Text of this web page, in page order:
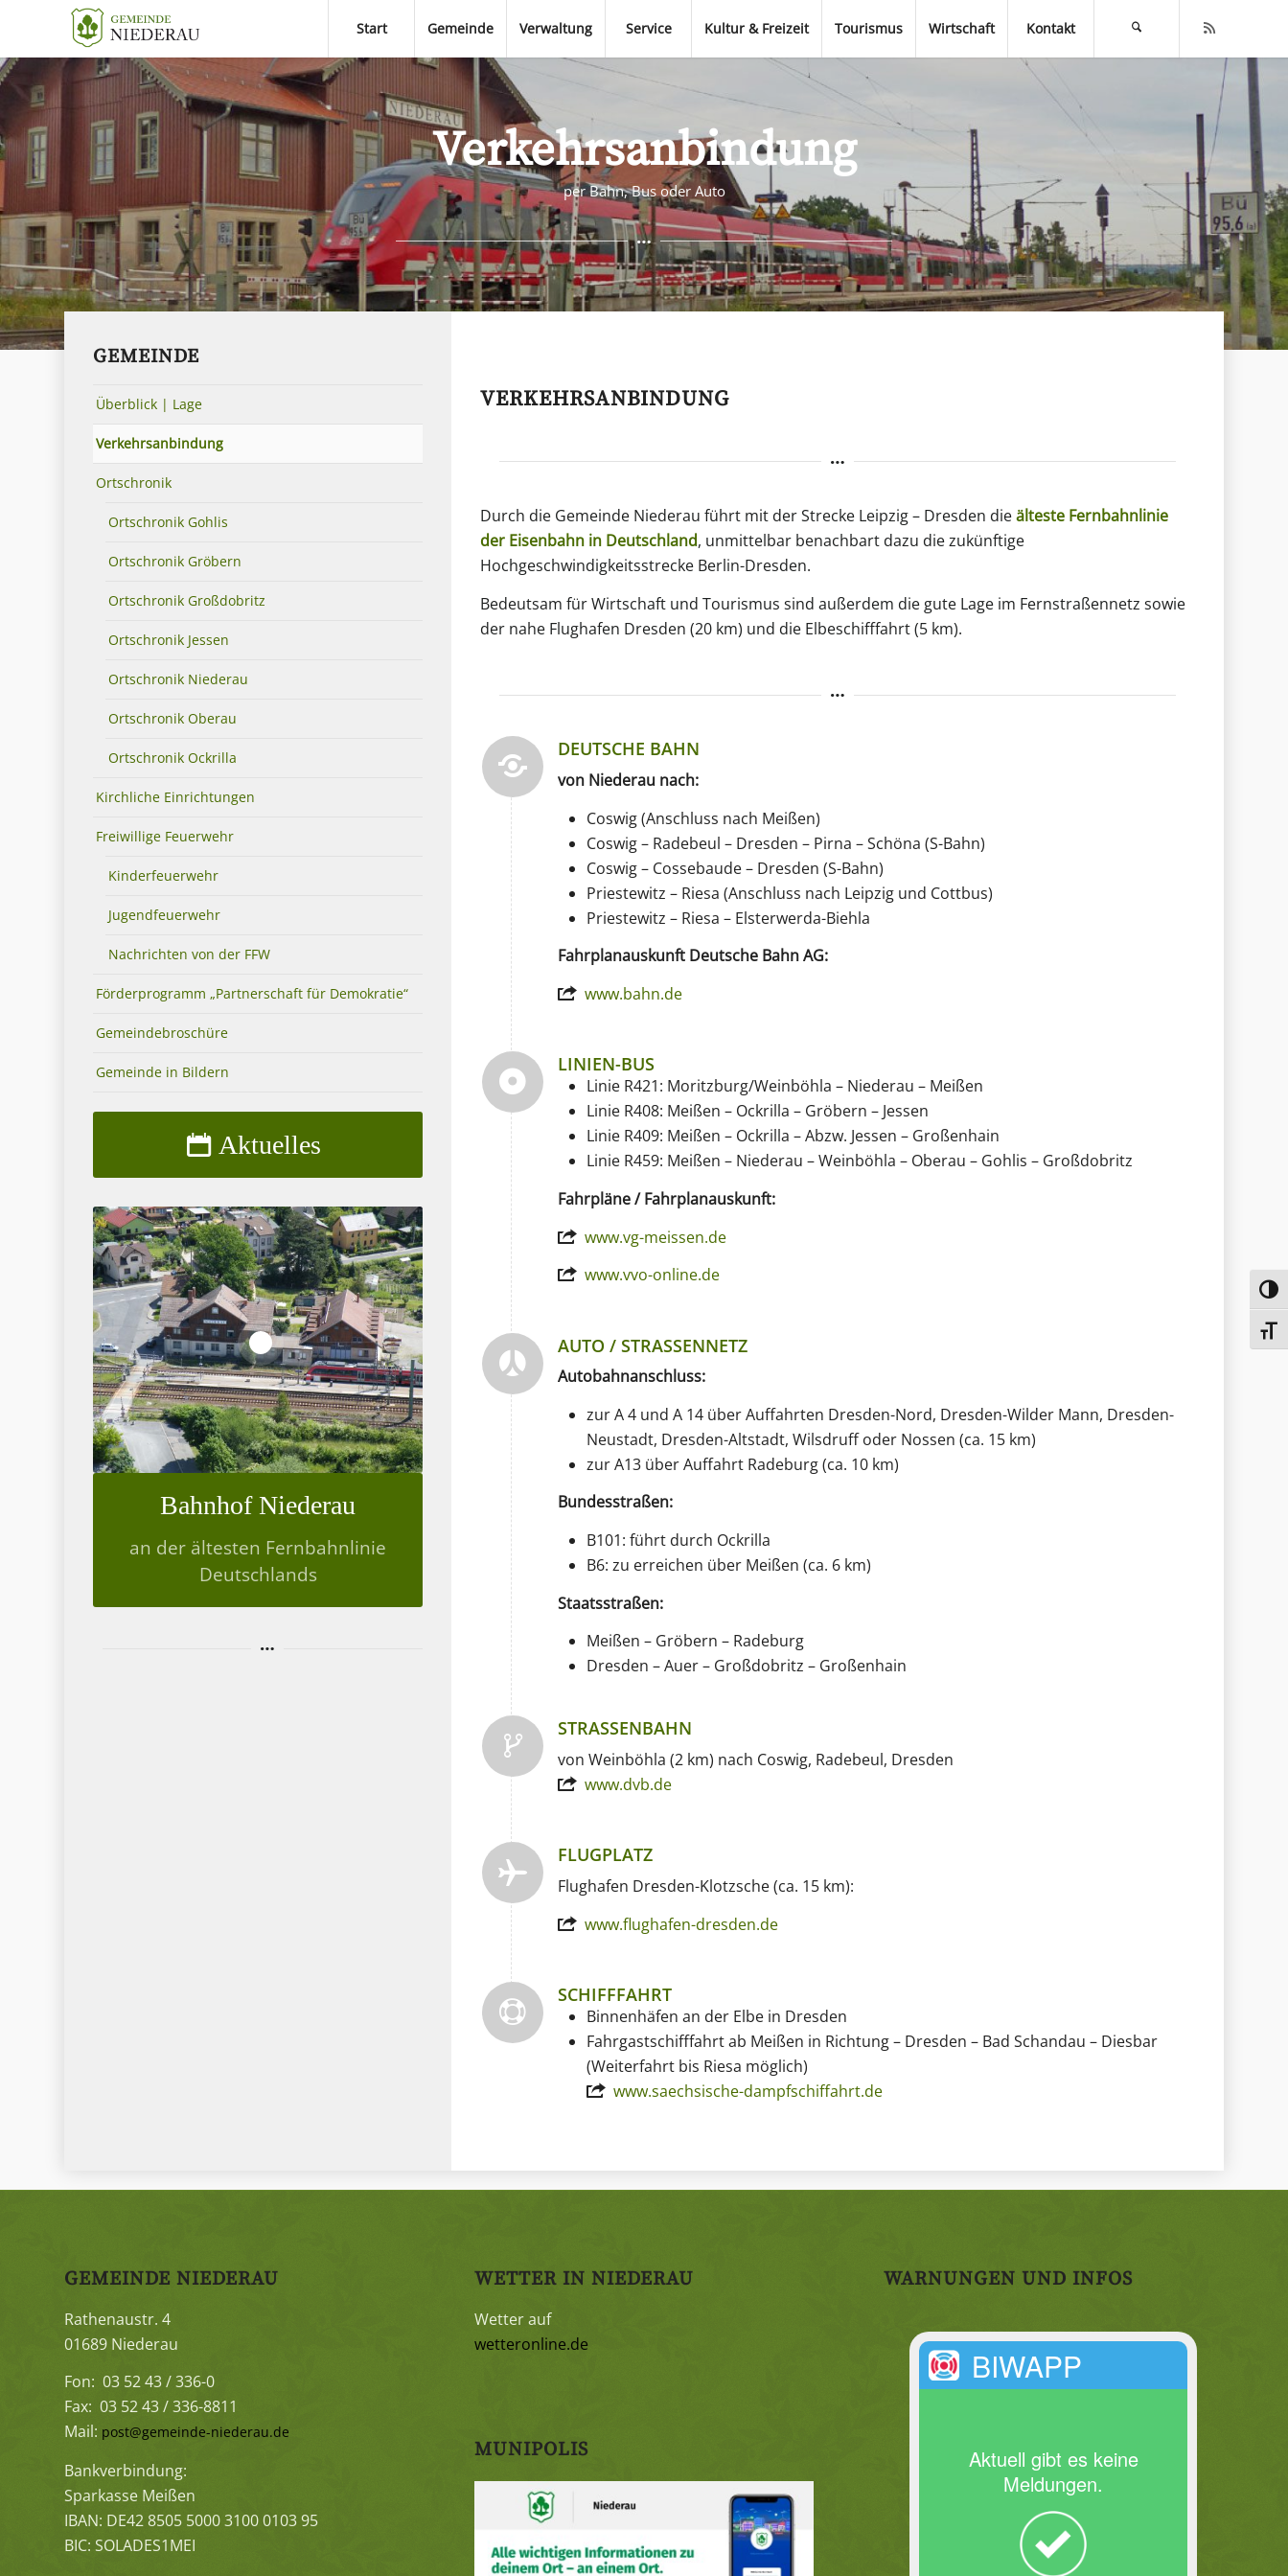
Start Gemeinde Verwaltung Service Kultur & Freizeit Tourismus Wirtschaft Kontakt
Verkehrsanbindung
per Bahn, Bus oder Auto
GEMEINDE
Überblick | Lage
Verkehrsanbindung
Ortschronik
Ortschronik Gohlis
Ortschronik Gröbern
Ortschronik Großdobritz
Ortschronik Jessen
Ortschronik Niederau
Ortschronik Oberau
Ortschronik Ockrilla
Kirchliche Einrichtungen
Freiwillige Feuerwehr
Kinderfeuerwehr
Jugendfeuerwehr
Nachrichten von der FFW
Förderprogramm „Partnerschaft für Demokratie“
Gemeindebroschüre
Gemeinde in Bildern
Aktuelles
1
Bahnhof Niederau
an der ältesten Fernbahnlinie
Deutschlands
VERKEHRSANBINDUNG
Durch die Gemeinde Niederau führt mit der Strecke Leipzig – Dresden dieälteste Fernbahnlinie
der Eisenbahn in Deutschland, unmittelbar benachbart dazu die zukünftige
Hochgeschwindigkeitsstrecke Berlin-Dresden.
Bedeutsam für Wirtschaft und Tourismus sind außerdem die gute Lage im Fernstraßennetz sowie
der nahe Flughafen Dresden (20 km) und die Elbeschifffahrt (5 km).
DEUTSCHE BAHN
von Niederau nach:
Coswig (Anschluss nach Meißen)
Coswig – Radebeul – Dresden – Pirna – Schöna (S-Bahn)
Coswig – Cossebaude – Dresden (S-Bahn)
Priestewitz – Riesa (Anschluss nach Leipzig und Cottbus)
Priestewitz – Riesa – Elsterwerda-Biehla
Fahrplanauskunft Deutsche Bahn AG:
www.bahn.de
LINIEN-BUS
Linie R421: Moritzburg/Weinböhla – Niederau – Meißen
Linie R408: Meißen – Ockrilla – Gröbern – Jessen
Linie R409: Meißen – Ockrilla – Abzw. Jessen – Großenhain
Linie R459: Meißen – Niederau – Weinböhla – Oberau – Gohlis – Großdobritz
Fahrpläne / Fahrplanauskunft:
www.vg-meissen.de
www.vvo-online.de
AUTO / STRASSENNETZ
Autobahnanschluss:
zur A 4 und A 14 über Auffahrten Dresden-Nord, Dresden-Wilder Mann, Dresden-
Neustadt, Dresden-Altstadt, Wilsdruff oder Nossen (ca. 15 km)
zur A13 über Auffahrt Radeburg (ca. 10 km)
Bundesstraßen:
B101: führt durch Ockrilla
B6: zu erreichen über Meißen (ca. 6 km)
Staatsstraßen:
Meißen – Gröbern – Radeburg
Dresden – Auer – Großdobritz – Großenhain
STRASSENBAHN
von Weinböhla (2 km) nach Coswig, Radebeul, Dresden
www.dvb.de
FLUGPLATZ
Flughafen Dresden-Klotzsche (ca. 15 km):
www.flughafen-dresden.de
SCHIFFFAHRT
Binnenhäfen an der Elbe in Dresden
Fahrgastschifffahrt ab Meißen in Richtung – Dresden – Bad Schandau – Diesbar
(Weiterfahrt bis Riesa möglich)
www.saechsische-dampfschiffahrt.de
GEMEINDE NIEDERAU
Rathenaustr. 4
01689 Niederau
Fon: 03 52 43 / 336-0
Fax: 03 52 43 / 336-8811
Mail: post@gemeinde-niederau.de
Bankverbindung:
Sparkasse Meißen
IBAN: DE42 8505 5000 3100 0103 95
BIC: SOLADES1MEI
WETTER IN NIEDERAU
Wetter auf
wetteronline.de
MUNIPOLIS
WARNUNGEN UND INFOS
BIWAPP
Aktuell gibt es keine
Meldungen.